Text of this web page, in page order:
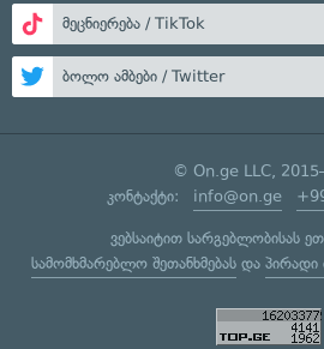
მეცნიერება / TikTok
ბოლო ამბები / Twitter
© On.ge LLC,
კონტაქტი: info@on.ge
ვებსაიტით სარგებლობისას
სამომხმარებლო შეთანხმებასდა პირადი